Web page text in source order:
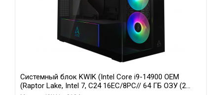
Системный блок KWIK (Intel Core i9-14900 OEM
(Raptor Lake, Intel 7, C24 16EC/8PC// 64 ГБ ОЗУ (2